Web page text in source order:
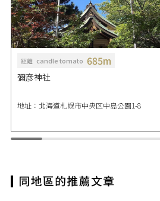
距離 candle tomato 685m
彌彦神社
地址：北海道札幌市中央区中島公園1-8